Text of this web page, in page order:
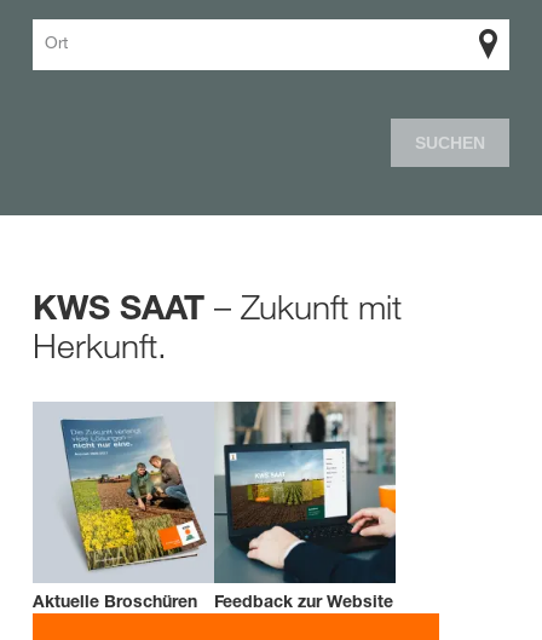
Ort
SUCHEN
KWS SAAT – Zukunft mit
Herkunft.
Aktuelle Broschüren Feedback zur Website